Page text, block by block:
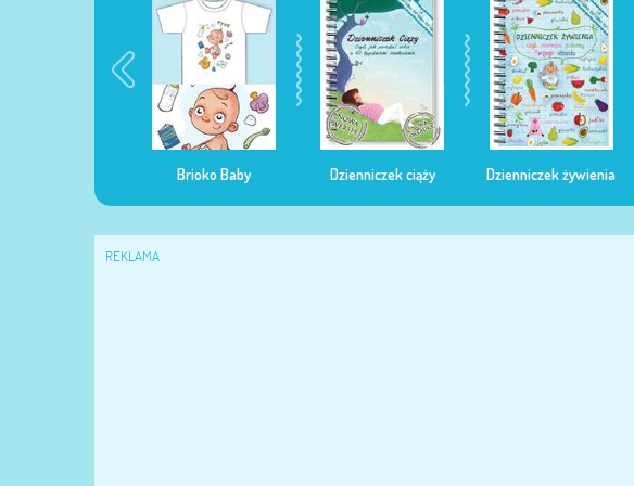
Brioko Baby Dzienniczek ciąży Dzienniczek żywienia
REKLAMA